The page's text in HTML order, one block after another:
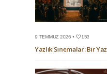
9 TEMMUZ 2026 • 153
Yazlık Sinemalar: Bir